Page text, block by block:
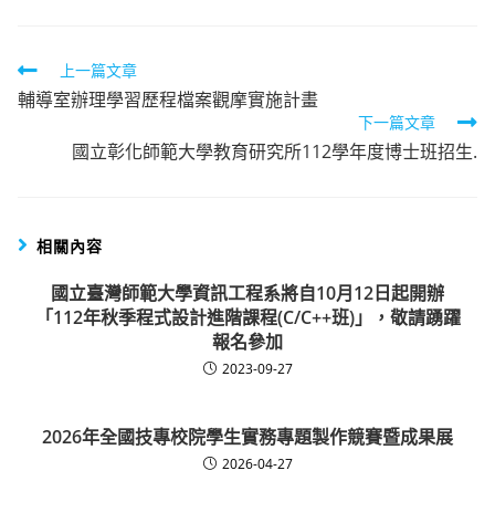
Read
more
articles
上一篇文章
輔導室辦理學習歷程檔案觀摩實施計畫
下一篇文章
國立彰化師範大學教育研究所112學年度博士班招生.
相關內容
國立臺灣師範大學資訊工程系將自10月12日起開辦
「112年秋季程式設計進階課程(C/C++班)」，敬請踴躍
報名參加
2023-09-27
2026年全國技專校院學生實務專題製作競賽暨成果展
2026-04-27